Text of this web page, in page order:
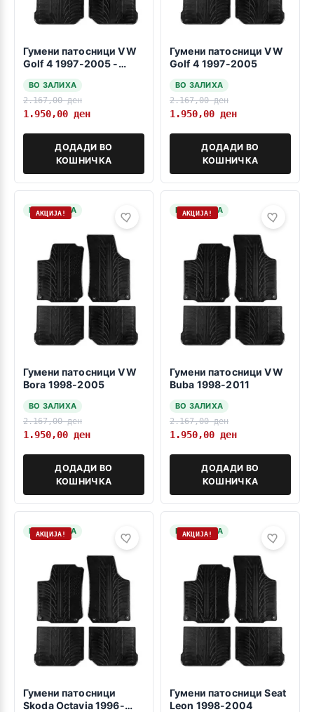
Гумени патосници VW
Golf 4 1997-2005 -
ВО ЗАЛИХА
2.167,00ден
1.950,00 ден
ДОДАДИ ВО
КОШНИЧКА
Гумени патосници VW
Golf 4 1997-2005
ВО ЗАЛИХА
2.167,00ден
1.950,00 ден
ДОДАДИ ВО
КОШНИЧКА
НА ЗАЛИХА
АКЦИЈА!
Гумени патосници VW
Bora 1998-2005
ВО ЗАЛИХА
2.167,00ден
1.950,00 ден
ДОДАДИ ВО
КОШНИЧКА
НА ЗАЛИХА
АКЦИЈА!
Гумени патосници VW
Buba 1998-2011
ВО ЗАЛИХА
2.167,00ден
1.950,00 ден
ДОДАДИ ВО
КОШНИЧКА
НА ЗАЛИХА
АКЦИЈА!
Гумени патосници
Skoda Octavia 1996-
НА ЗАЛИХА
АКЦИЈА!
Гумени патосници Seat
Leon 1998-2004